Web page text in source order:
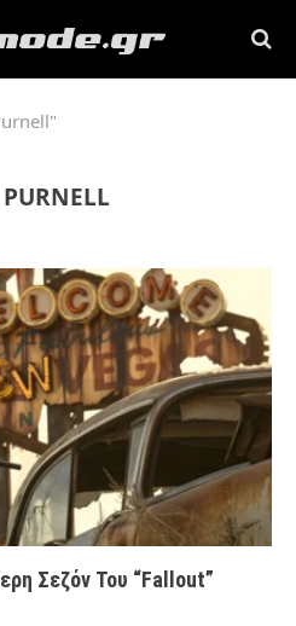
Σεζόν Του “Fallout”